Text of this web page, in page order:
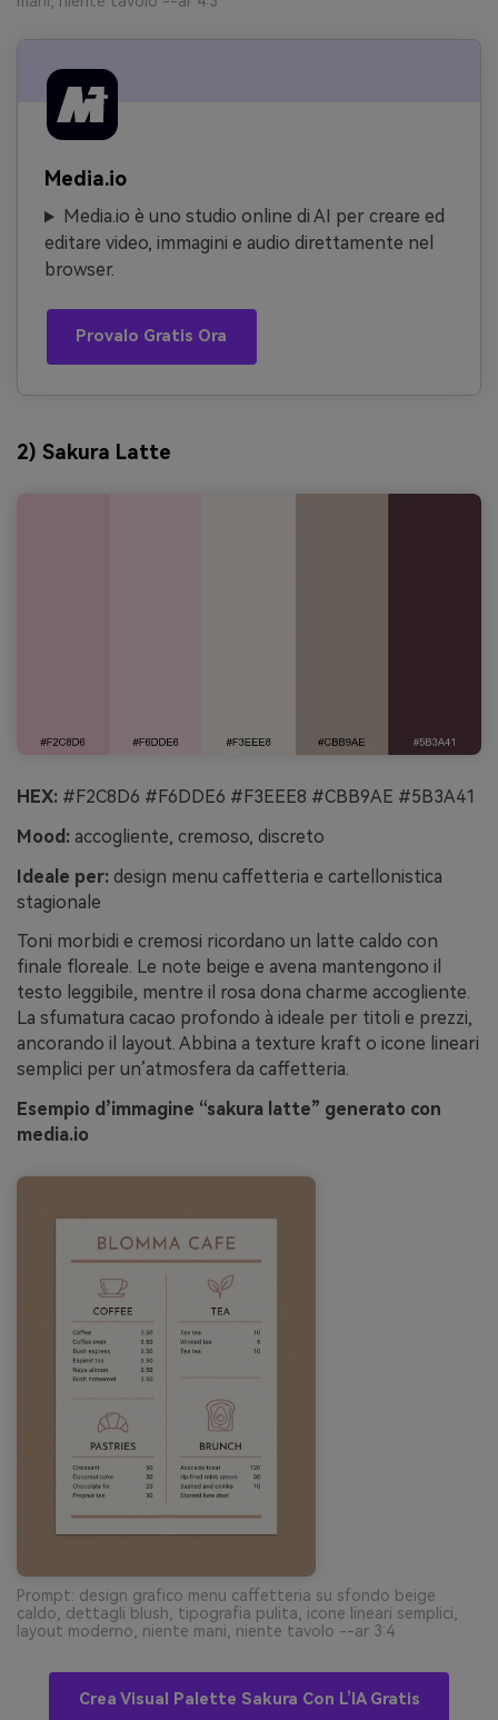
Media.io
Media.io è uno studio online di AI per creare ed
editare video, immagini e audio direttamente nel
browser.
Provalo Gratis Ora
2) Sakura Latte
HEX: #F2C8D6 #F6DDE6 #F3EEE8 #CBB9AE #5B3A41
Mood: accogliente, cremoso, discreto
Ideale per: design menu caffetteria e cartellonistica
stagionale
Toni morbidi e cremosi ricordano un latte caldo con
finale floreale. Le note beige e avena mantengono il
testo leggibile, mentre il rosa dona charme accogliente.
La sfumatura cacao profondo à ideale per titoli e prezzi,
ancorando il layout. Abbina a texture kraft o icone lineari
semplici per un’atmosfera da caffetteria.
Esempio d’immagine “sakura latte” generato con
media.io
Prompt: design grafico menu caffetteria su sfondo beige
caldo, dettagli blush, tipografia pulita, icone lineari semplici,
layout moderno, niente mani, niente tavolo --ar 3:4
Crea Visual Palette Sakura Con L’IA Gratis